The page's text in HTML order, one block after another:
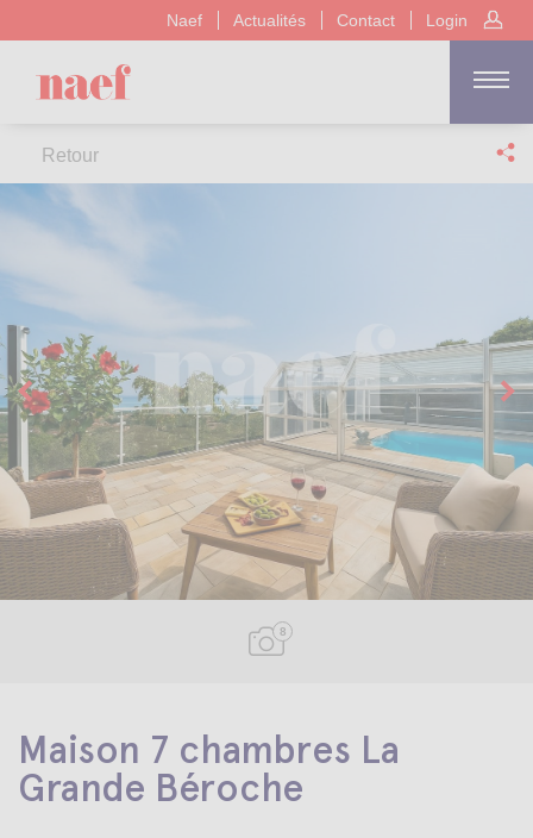
Naef Actualités Contact Login
Retour
8
Maison 7 chambres La
Grande Béroche